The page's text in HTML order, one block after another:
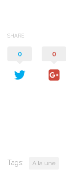
SHARE
0 0
Tags: A la une